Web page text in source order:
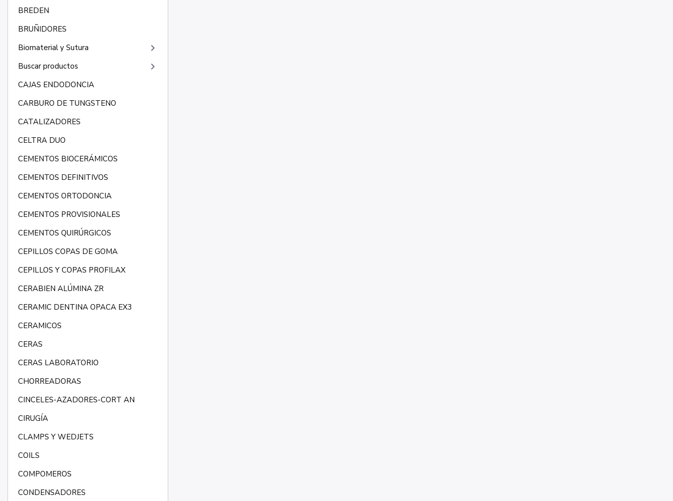
BREDEN
BRUÑIDORES
Biomaterial y Sutura
keyboard_arrow_right
Buscar productos keyboard_arrow_right
CAJAS ENDODONCIA
CARBURO DE TUNGSTENO
CATALIZADORES
CELTRA DUO
CEMENTOS BIOCERÁMICOS
CEMENTOS DEFINITIVOS
CEMENTOS ORTODONCIA
CEMENTOS PROVISIONALES
CEMENTOS QUIRÚRGICOS
CEPILLOS COPAS DE GOMA
CEPILLOS Y COPAS PROFILAX
CERABIEN ALÚMINA ZR
CERAMIC DENTINA OPACA EX3
CERAMICOS
CERAS
CERAS LABORATORIO
CHORREADORAS
CINCELES-AZADORES-CORT AN
CIRUGÍA
CLAMPS Y WEDJETS
COILS
COMPOMEROS
CONDENSADORES